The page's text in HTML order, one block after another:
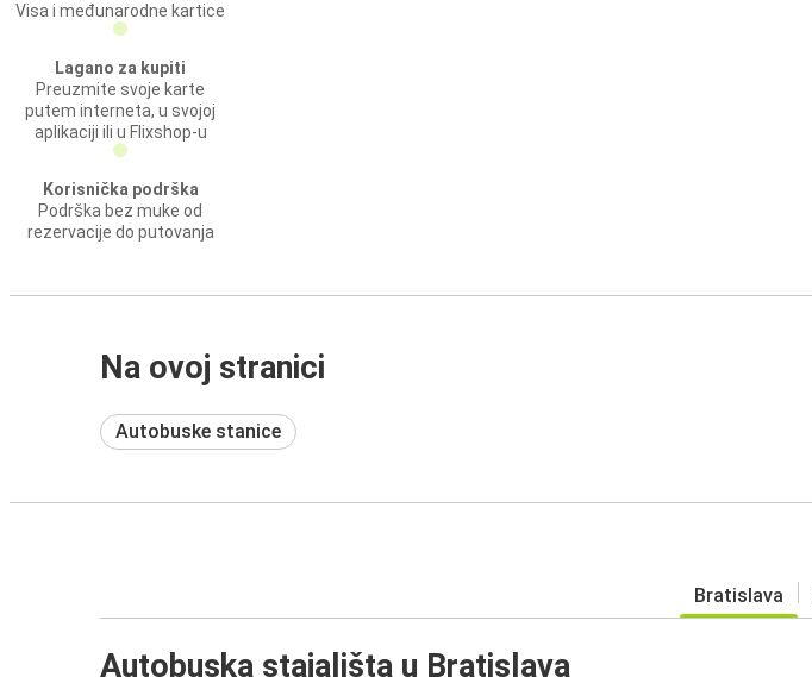
Visa i međunarodne kartice
Lagano za kupiti
Preuzmite svoje karte
putem interneta, u svojoj
aplikaciji ili u Flixshop-u
Korisnička podrška
Podrška bez muke od
rezervacije do putovanja
Na ovoj stranici
Autobuske stanice
Bratislava
Autobuska stajališta u Bratislava